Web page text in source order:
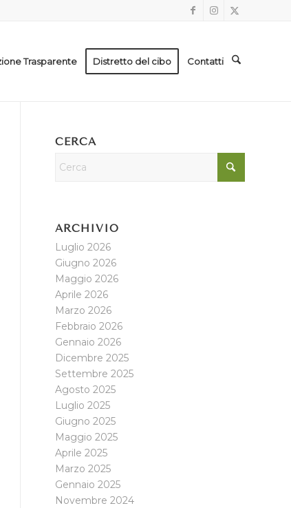
Trasparente Distretto del cibo Contatti
CERCA
ARCHIVIO
Luglio 2026
Giugno 2026
Maggio 2026
Aprile 2026
Marzo 2026
Febbraio 2026
Gennaio 2026
Dicembre 2025
Settembre 2025
Agosto 2025
Luglio 2025
Giugno 2025
Maggio 2025
Aprile 2025
Marzo 2025
Gennaio 2025
Novembre 2024